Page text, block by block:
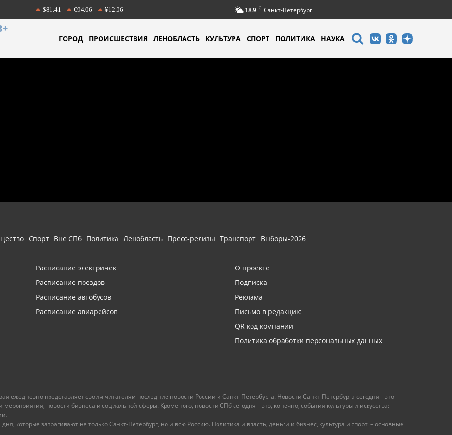
$81.41 €94.06 ¥12.06 18.9 C Санкт-Петербург
ГОРОД ПРОИСШЕСТВИЯ ЛЕНОБЛАСТЬ КУЛЬТУРА СПОРТ ПОЛИТИКА НАУКА
Спорт Вне СПб Политика Ленобласть Пресс-релизы Транспорт Выборы-2026
Расписание электричек
Расписание поездов
Расписание автобусов
Расписание авиарейсов
О проекте
Подписка
Реклама
Письмо в редакцию
QR код компании
Политика обработки персональных данных
ежедневно представляет своим читателям последние новости России и Санкт-Петербурга. Новости Санкт-Петербурга сегодня – это
новости бизнеса и социальной сферы. Кроме того, новости СПб сегодня – это, конечно, события культуры и искусства:
которые затрагивают не только Санкт-Петербург, но и всю Россию. Политика и власть, деньги и бизнес, культура и спорт, – основные